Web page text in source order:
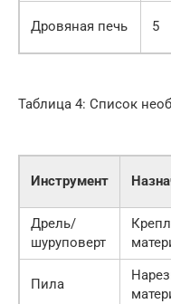
Дровяная печь 5
Таблица 4: Список
Инструмент
Дрель/
шуруповерт
Пила